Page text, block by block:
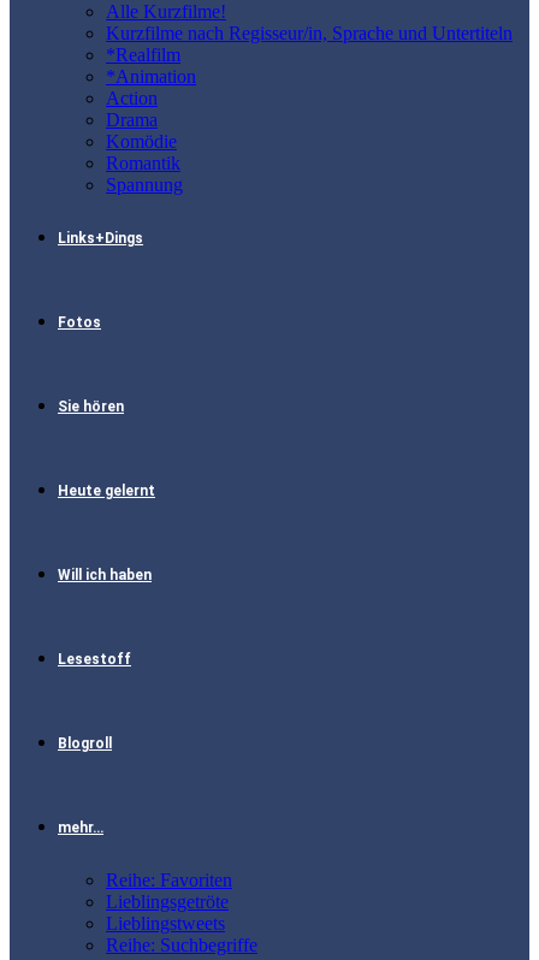
Alle Kurzfilme!
Kurzfilme nach Regisseur/in, Sprache und Untertiteln
*Realfilm
*Animation
Action
Drama
Komödie
Romantik
Spannung
Links+Dings
Fotos
Sie hören
Heute gelernt
Will ich haben
Lesestoff
Blogroll
mehr…
Reihe: Favoriten
Lieblingsgetröte
Lieblingstweets
Reihe: Suchbegriffe